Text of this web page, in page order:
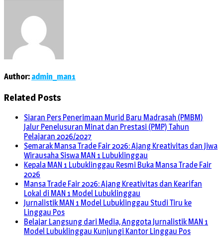
Author: admin_man1
Related Posts
Siaran Pers Penerimaan Murid Baru Madrasah (PMBM)
Jalur Penelusuran Minat dan Prestasi (PMP) Tahun
Pelajaran 2026/2027
Semarak Mansa Trade Fair 2026: Ajang Kreativitas dan Jiwa
Wirausaha Siswa MAN 1 Lubuklinggau
Kepala MAN 1 Lubuklinggau Resmi Buka Mansa Trade Fair
2026
Mansa Trade Fair 2026: Ajang Kreativitas dan Kearifan
Lokal di MAN 1 Model Lubuklinggau
Jurnalistik MAN 1 Model Lubuklinggau Studi Tiru ke
Linggau Pos
Belajar Langsung dari Media, Anggota Jurnalistik MAN 1
Model Lubuklinggau Kunjungi Kantor Linggau Pos